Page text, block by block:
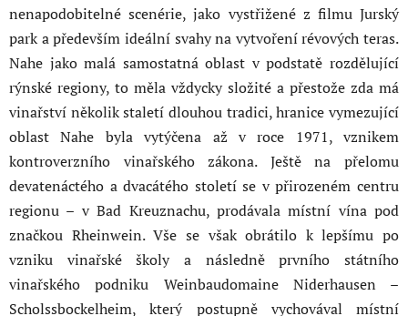
nenapodobitelné scenérie, jako vystřižené z filmu Jurský
park a především ideální svahy na vytvoření révových teras.
Nahe jako malá samostatná oblast v podstatě rozdělující
rýnské regiony, to měla vždycky složité a přestože zda má
vinařství několik staletí dlouhou tradici, hranice vymezující
oblast Nahe byla vytýčena až v roce 1971, vznikem
kontroverzního vinařského zákona. Ještě na přelomu
devatenáctého a dvacátého století se v přirozeném centru
regionu – v Bad Kreuznachu, prodávala místní vína pod
značkou Rheinwein. Vše se však obrátilo k lepšímu po
vzniku vinařské školy a následně prvního státního
vinařského podniku Weinbaudomaine Niderhausen –
Scholssbockelheim, který postupně vychovával místní